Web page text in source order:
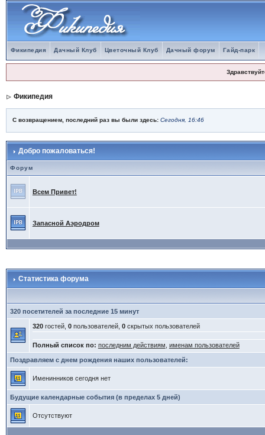
Фикипедия Дачный Клуб Цветочный Клуб Дачный форум Гайд-парк
Фикипедия
С возвращением, последний раз вы были здесь: Сегодня, 16:46
Добро пожаловаться!
Форум
Всем Привет!
Запасной Аэродром
Статистика форума
320 посетителей за последние 15 минут
320гостей, 0пользователей, 0скрытых пользователей
Полный список по: последним действиям именам пользователей
Поздравляем с днем рождения наших пользователей:
Именинников сегодня нет
Будущие календарные события (в пределах 5 дней)
Отсутствуют